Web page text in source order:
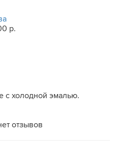
р.
с холодной эмалью.
отзывов